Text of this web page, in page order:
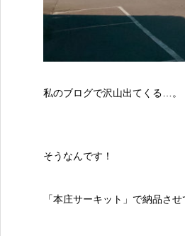
私のブログで沢山出てくる…。
そうなんです！
「本庄サーキット」で納品させ